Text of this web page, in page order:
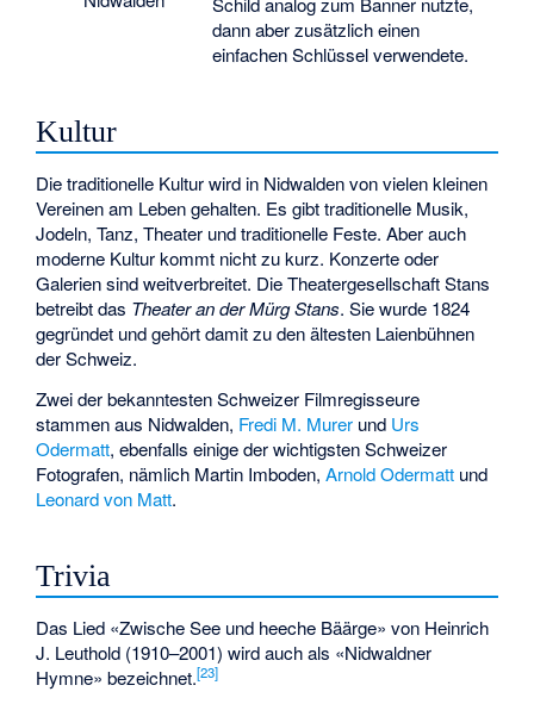
dann aber zusätzlich einen
einfachen Schlüssel verwendete.
Kultur
Die traditionelle Kultur wird in Nidwalden von vielen kleinen
Vereinen am Leben gehalten. Es gibt traditionelle Musik,
Jodeln, Tanz, Theater und traditionelle Feste. Aber auch
moderne Kultur kommt nicht zu kurz. Konzerte oder
Galerien sind weitverbreitet. DieTheatergesellschaft Stans
betreibt das Theater an der Mürg Stans. Sie wurde 1824
gegründet und gehört damit zu den ältesten Laienbühnen
der Schweiz.
Zwei der bekanntesten Schweizer Filmregisseure
stammen aus Nidwalden, Fredi M. Murer und Urs
Odermatt, ebenfalls einige der wichtigsten Schweizer
Fotografen, nämlich Martin Imboden,Arnold Odermatt und
Leonard von Matt.
Trivia
Das Lied «Zwische See und heeche Bäärge» von Heinrich
J. Leuthold (1910–2001) wird auch als «Nidwaldner
Hymne» bezeichnet.[23]